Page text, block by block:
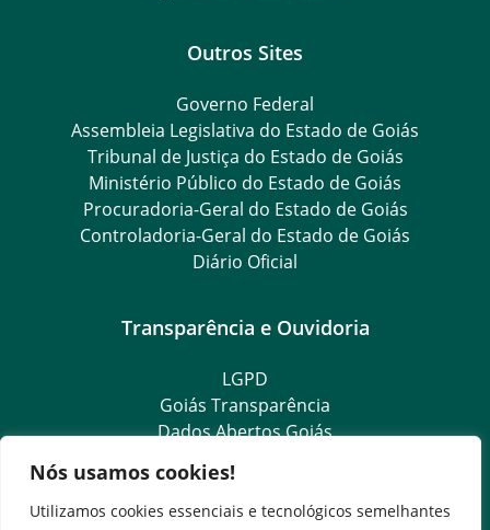
Nós usamos cookies!
Utilizamos cookies essenciais e tecnológicos semelhantes
Outros Sites
Governo Federal
Assembleia Legislativa do Estado de Goiás
Tribunal de Justiça do Estado de Goiás
Ministério Público do Estado de Goiás
Procuradoria-Geral do Estado de Goiás
Controladoria-Geral do Estado de Goiás
Diário Oficial
Transparência e Ouvidoria
LGPD
Goiás Transparência
Dados Abertos Goiás
Ouvidoria Geral
SIC – Serviço de Informação ao Cidadão